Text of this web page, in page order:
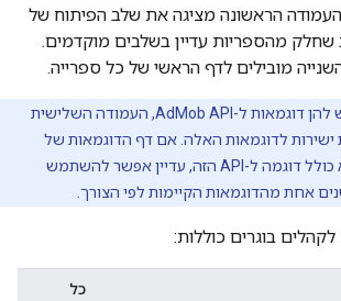
הראשונה מציגה את שלב הפיתוח של
שחלק מהספריות עדיין בשלבים מוקדמים.
מובילים לדף הראשי של כל ספרייה.
בספריות שיש להן דוגמאות ל-AdMob API, העמודה השלישית
לדוגמאות האלה. אם דף הדוגמאות של
ספרייה מסוימת עדיין לא כולל דוגמה ל-API הזה, עדיין אפשר להשתמש
אחת מהדוגמאות הקיימות לפי הצורך.
בוגרים כוללות:
כל